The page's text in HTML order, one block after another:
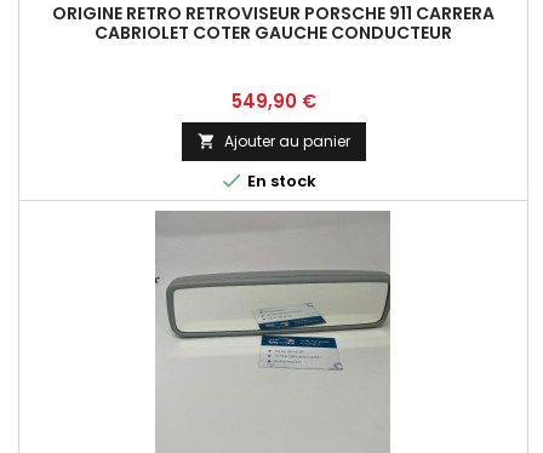
ORIGINE RETRO RETROVISEUR PORSCHE 911 CARRERA
CABRIOLET COTER GAUCHE CONDUCTEUR
Prix
549,90 €
 Ajouter au panier
 En stock